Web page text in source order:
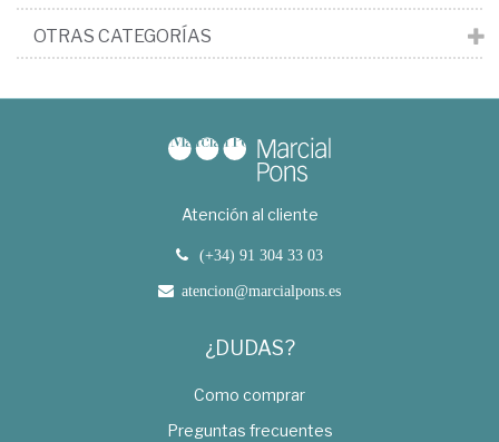
OTRAS CATEGORÍAS
Atención al cliente
(+34) 91 304 33 03
atencion@marcialpons.es
¿DUDAS?
Como comprar
Preguntas frecuentes